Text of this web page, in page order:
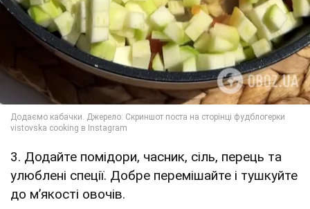
3. Додайте помідори, часник, сіль, перець та
улюблені спеції. Добре перемішайте і тушкуйте
до м’якості овочів.